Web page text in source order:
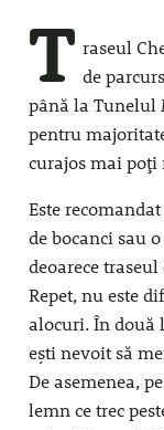
T raseul
de
până la Tunelul
pentru
curajos mai poți
Este
de bocanci sau
deoarece
Repet, nu este
alocuri. În două
ești nevoit să
De asemenea,
lemn ce trec